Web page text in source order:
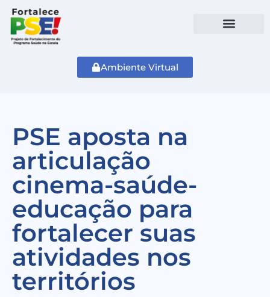
Ambiente Virtual
PSE aposta na
articulação
cinema-saúde-
educação para
fortalecer suas
atividades nos
territórios